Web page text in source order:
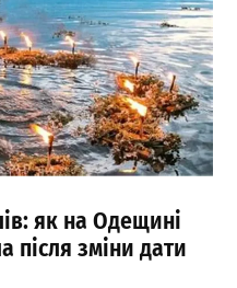
як на Одещині
після зміни дати